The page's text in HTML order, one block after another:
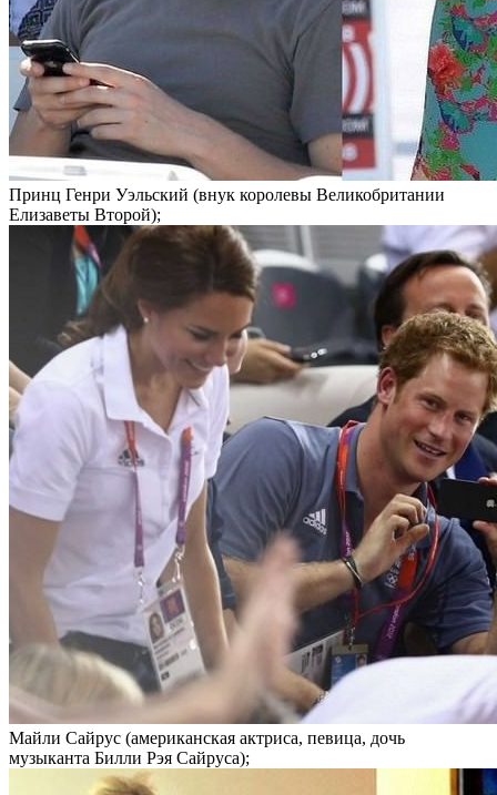
Принц Генри Уэльский (внук королевы Великобритании
Елизаветы Второй);
Майли Сайрус (американская актриса, певица, дочь
музыканта Билли Рэя Сайруса);